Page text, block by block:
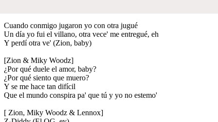
Cuando conmigo jugaron yo con otra jugué
Un día yo fui el villano, otra vece' me entregué, eh
Y perdí otra ve' (Zion, baby)
[Zion & Miky Woodz]
¿Por qué duele el amor, baby?
¿Por qué siento que muero?
Y se me hace tan difícil
Que el mundo conspira pa' que tú y yo no estemo'
[ Zion, Miky Woodz & Lennox]